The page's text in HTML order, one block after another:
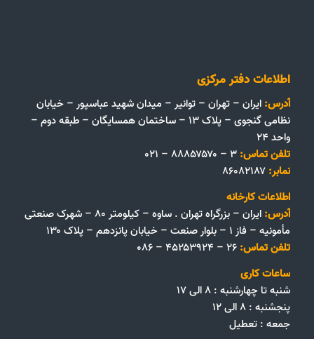
اطلاعات دفتر مرکزی
آدرس: ایران – تهران – توانیر – میدان شهید عباسپور – خیابان
نظامی گنجوی – پلاک ۱۳ – ساختمان همسایگان – طبقه دوم –
واحد ۲۴
تلفن تماس:
نمابر:
اطلاعات کارخانه
آدرس:
ایران – بزرگراه تهران . ساوه – کیلومتر ۸۰ – شهرک صنعتی
مأمونیه – فاز ۱ – بلوار صنعت – خیابان پانزدهم – پلاک ۱۳۰
تلفن تماس:
ساعات کاری
شنبه تا چهارشنبه : ۸ الی ۱۷
پنجشنبه : ۸ الی ۱۲
جمعه‌ :‌ تعطیل